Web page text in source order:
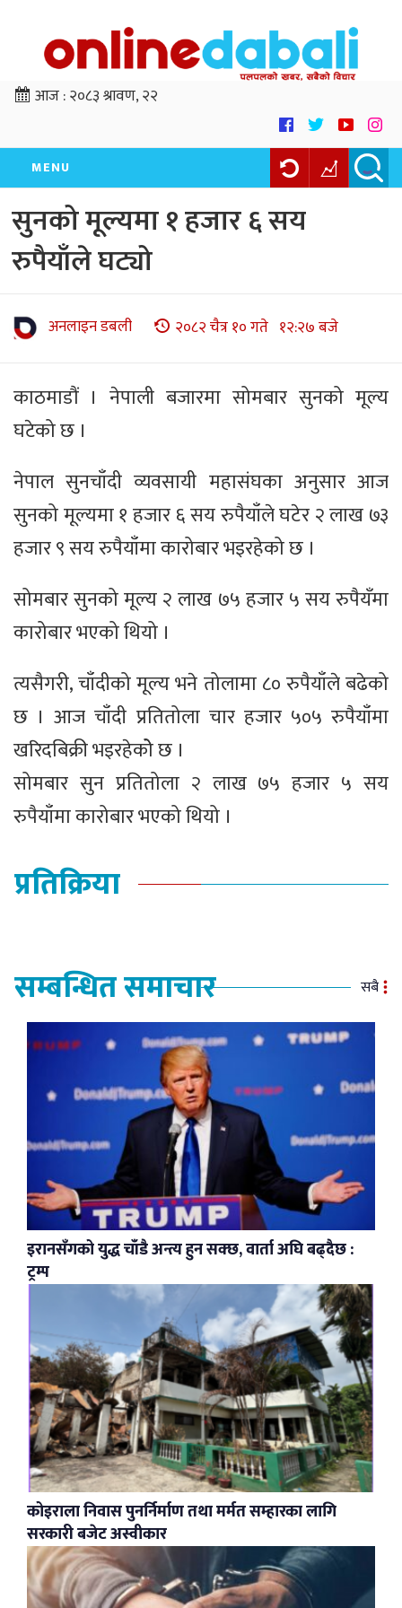
आज :२०८३ श्रावण, २२
MENU
सुनको मूल्यमा १ हजार ६ सय
रुपैयाँले घट्यो
अनलाइन डबली २०८२ चैत्र १० गते १२:२७ बजे
काठमाडौं । नेपाली बजारमा सोमबार सुनको मूल्य
घटेको छ ।
नेपाल सुनचाँदी व्यवसायी महासंघका अनुसार आज
सुनको मूल्यमा १ हजार ६ सय रुपैयाँले घटेर २ लाख ७३
हजार ९ सय रुपैयाँमा कारोबार भइरहेको छ ।
सोमबार सुनको मूल्य २ लाख ७५ हजार ५ सय रुपैयँमा
कारोबार भएको थियो ।
त्यसैगरी, चाँदीको मूल्य भने तोलामा ८० रुपैयाँले बढेको
छ । आज चाँदी प्रतितोला चार हजार ५०५ रुपैयाँमा
खरिदबिक्री भइरहेकोे छ ।
सोमबार सुन प्रतितोला २ लाख ७५ हजार ५ सय
रुपैयाँमा कारोबार भएको थियो ।
प्रतिक्रिया
सम्बन्धित समाचार सबै
इरानसँगको युद्ध चाँडै अन्त्य हुन सक्छ, वार्ता अघि बढ्दैछ :
ट्रम्प
कोइराला निवास पुनर्निर्माण तथा मर्मत सम्हारका लागि
सरकारी बजेट अस्वीकार